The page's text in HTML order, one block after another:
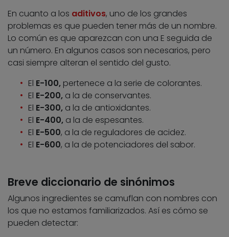
En cuanto a los aditivos, uno de los grandes
problemas es que pueden tener más de un nombre.
Lo común es que aparezcan con una E seguida de
un número. En algunos casos son necesarios, pero
casi siempre alteran el sentido del gusto.
El E-100, pertenece a la serie de colorantes.
El E-200, a la de conservantes.
El E-300, a la de antioxidantes.
El E-400, a la de espesantes.
El E-500, a la de reguladores de acidez.
El E-600, a la de potenciadores del sabor.
Breve diccionario de sinónimos
Algunos ingredientes se camuflan con nombres con
los que no estamos familiarizados. Así es cómo se
pueden detectar: